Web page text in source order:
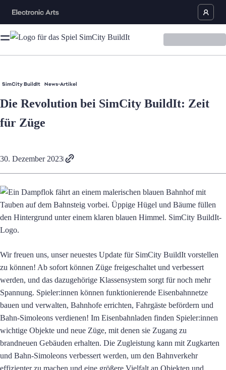
SimCity BuildIt News-Artikel
Die Revolution bei SimCity BuildIt: Zeit
für Züge
30. Dezember 2023
Wir freuen uns, unser neuestes Update für SimCity BuildIt vorstellen
zu können! Ab sofort können Züge freigeschaltet und verbessert
werden, und das dazugehörige Klassensystem sorgt für noch mehr
Spannung. Spieler:innen können funktionierende Eisenbahnnetze
bauen und verwalten, Bahnhofe errichten, Fahrgäste befördern und
Bahn-Simoleons verdienen! Im Eisenbahnladen finden Spieler:innen
wichtige Objekte und neue Züge, mit denen sie Zugang zu
brandneuen Gebäuden erhalten. Die Zugleistung kann mit Zugkarten
und Bahn-Simoleons verbessert werden, um den Bahnverkehr
effizienter zu machen und eine größere Vielfalt an Objekten und